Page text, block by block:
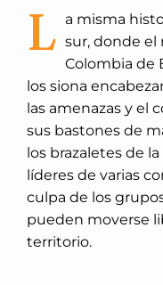
L a misma
sur, donde el
Colombia de
los siona
las amenazas y el
sus bastones de
los brazaletes de
líderes de varias
culpa de los
pueden moverse
territorio.